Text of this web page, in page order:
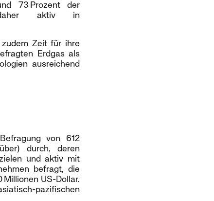
73 Prozent der
daher aktiv in
Zeit für ihre
Erdgas als
ausreichend
von 612
durch, deren
und aktiv mit
befragt, die
US-Dollar.
pazifischen